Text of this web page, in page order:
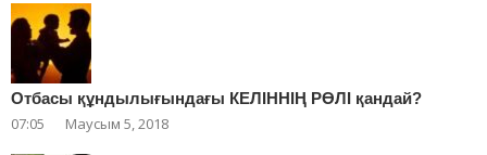
Отбасы құндылығындағы КЕЛІННІҢ РӨЛІ қандай?
07:05 Маусым 5, 2018